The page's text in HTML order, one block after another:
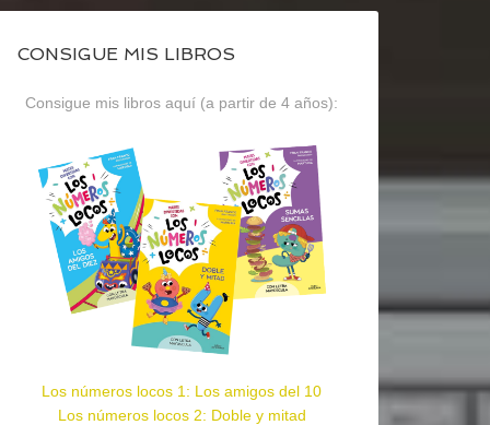
CONSIGUE MIS LIBROS
Consigue mis libros aquí (a partir de 4 años):
Los números locos 1: Los amigos del 10
Los números locos 2: Doble y mitad